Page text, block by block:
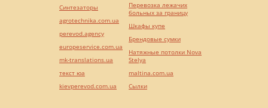
Синтезаторы
agrotechnika.com.ua
perevod.agency
europeservice.com.ua
mk-translations.ua
текст юа
kievperevod.com.ua
Перевозка лежачих
больных за границу
Шкафы купе
Брендовые сумки
Натяжные потолки Nova
Stelya
maltina.com.ua
Cылки